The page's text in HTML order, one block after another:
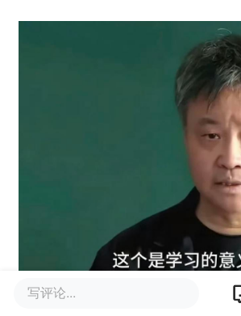
写评论...